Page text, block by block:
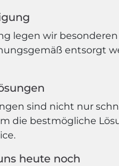
legen wir
entsorgt
sind nicht nur
die bestmögliche
heute noch